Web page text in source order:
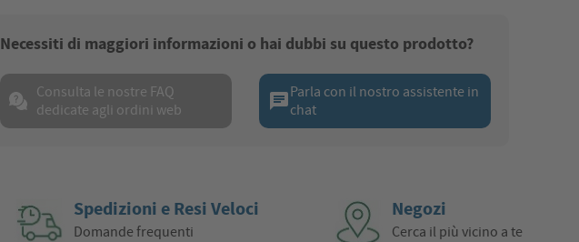
Necessiti di maggiori informazioni o hai dubbi su questo prodotto?
Consulta le nostre FAQ
dedicate agli ordini web
chatParla con il nostro assistente in
chat
Spedizioni e Resi Veloci
Domande frequenti
Negozi
Cerca il più vicino a te